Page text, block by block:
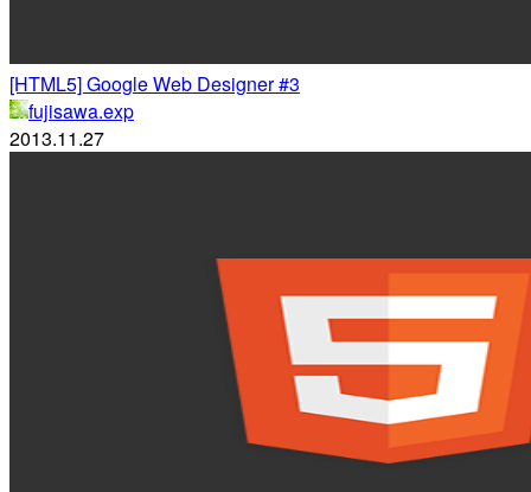
[HTML5] Google Web Designer #3
fujisawa.exp
2013.11.27